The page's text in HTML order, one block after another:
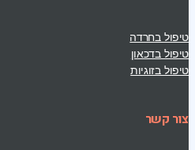
טיפול בחרדה
טיפול בדכאון
טיפול בזוגיות
צור קשר